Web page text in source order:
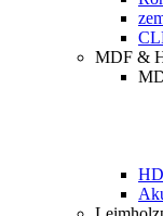
MDF &